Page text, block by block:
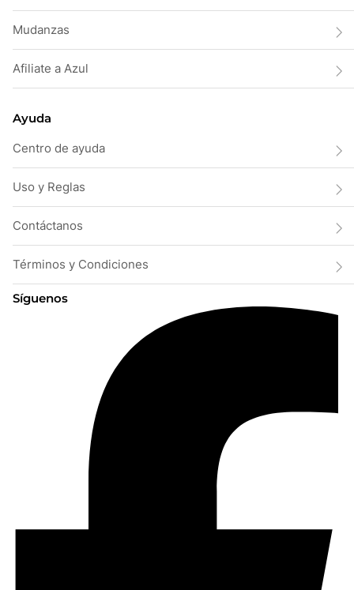
Mudanzas
Afiliate a Azul
Ayuda
Centro de ayuda
Uso y Reglas
Contáctanos
Términos y Condiciones
Síguenos